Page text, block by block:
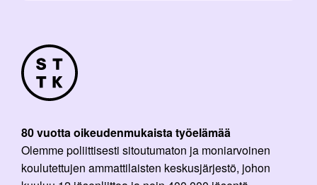
80 vuotta oikeudenmukaista työelämää
Olemme poliittisesti sitoutumaton ja moniarvoinen
koulutettujen ammattilaisten keskusjärjestö, johon